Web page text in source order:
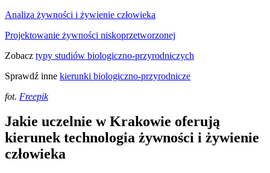
Analiza żywności i żywienie człowieka
Projektowanie żywności niskoprzetworzonej
Zobacz typy studiów biologiczno-przyrodniczych
Sprawdź inne kierunki biologiczno-przyrodnicze
fot. Freepik
Jakie uczelnie w Krakowie oferują
kierunek technologia żywności i żywienie
człowieka